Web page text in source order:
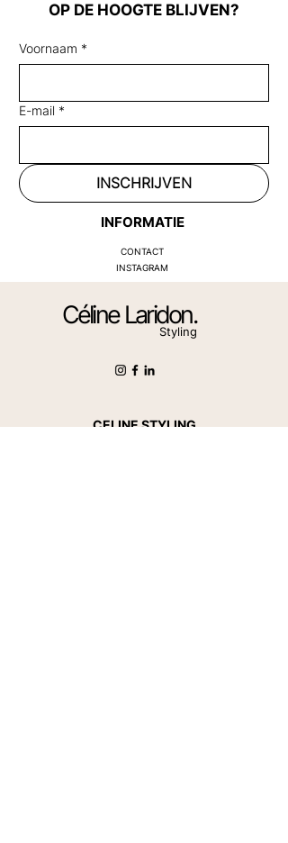
OP DE HOOGTE BLIJVEN?
Voornaam *
E-mail *
INSCHRIJVEN
INFORMATIE
CONTACT
INSTAGRAM
Céline Laridon.
Styling
CELINE STYLING